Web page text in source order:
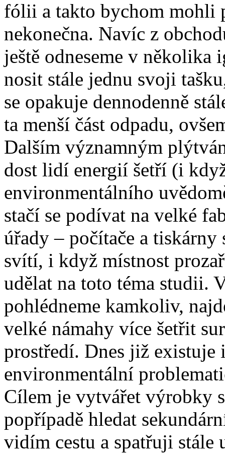
fólii a takto bychom mohli
nekonečna. Navíc z
ještě odneseme v několika
nosit stále jednu svoji
se opakuje dennodenně
ta menší část odpadu,
Dalším významným
dost lidí energií šetří (i
environmentálního
stačí se podívat na velké
úřady – počítače a tiskárny
svítí, i když místnost
udělat na toto téma studii.
pohlédneme kamkoliv,
velké námahy více šetřit
prostředí. Dnes již
environmentální
Cílem je vytvářet výrobky
popřípadě hledat
vidím cestu a spatřuji stále